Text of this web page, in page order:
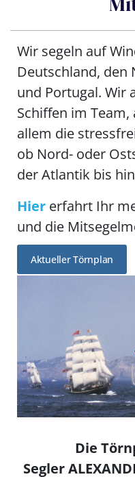
Wir segeln auf
Deutschland, den
und Portugal. Wir
Schiffen im
allem die
ob Nord- oder
der Atlantik bis
Hier erfahrt Ihr
und die
Aktueller Törnplan
Die
Segler